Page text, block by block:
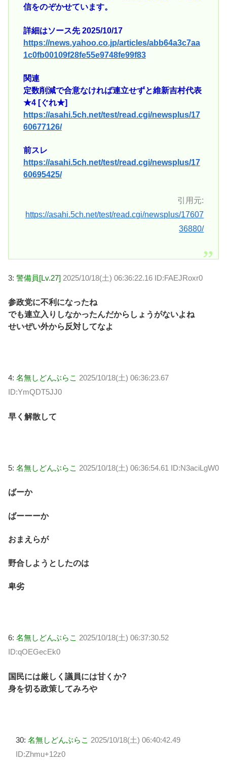
信をのぞかせています。
詳細はソース先 2025/10/17
https://news.yahoo.co.jp/articles/abb64a3c7aa
1c0fb00109f28fe55e9748fe99f83
関連
定数削減で合意なければ連立せずと維新吉村代表
★4 [ぐれ★]
https://asahi.5ch.net/test/read.cgi/newsplus/17
60677126/
前スレ
https://asahi.5ch.net/test/read.cgi/newsplus/17
60695425/
引用元:
https://asahi.5ch.net/test/read.cgi/newsplus/17607
36880/
3: 警備員[Lv.27] 2025/10/18(土) 06:36:22.16 ID:FAEJRoxr0
参政党に不利になったね
でも連立入りしなかったんだからしょうがないよね
せいぜい外から反対してなよ
4: 名無しどんぶらこ 2025/10/18(土) 06:36:23.67
ID:YmQDT5JJ0
早く解散して
5: 名無しどんぶらこ 2025/10/18(土) 06:36:54.61 ID:N3aciLgW0
ばーか
ばーーーか
おまえらが
野合しようとしたのは
卑劣
6: 名無しどんぶらこ 2025/10/18(土) 06:37:30.52
ID:qOEGecEk0
国民には厳しく議員には甘くか?
身を切る政策してみろや
30: 名無しどんぶらこ 2025/10/18(土) 06:40:42.49
ID:Zhmu+12z0